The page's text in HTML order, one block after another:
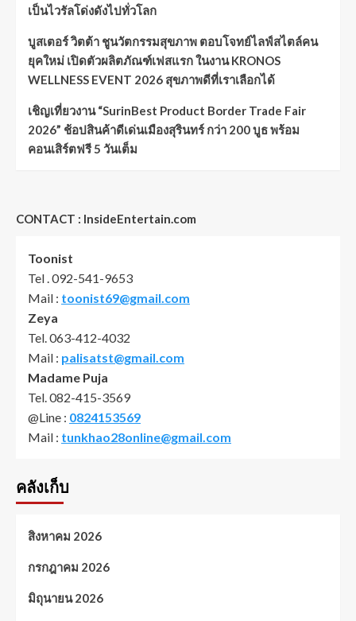
เป็นไวรัลโด่งดังไปทั่วโลก
บูสเตอร์ วิตต้า ชูนวัตกรรมสุขภาพ ตอบโจทย์ไลฟ์สไตล์คน
ยุคใหม่ เปิดตัวผลิตภัณฑ์เฟสแรก ในงาน KRONOS
WELLNESS EVENT 2026 สุขภาพดีที่เราเลือกได้
เชิญเที่ยวงาน “SurinBest Product Border Trade Fair
2026” ช้อปสินค้าดีเด่นเมืองสุรินทร์ กว่า 200 บูธ พร้อม
คอนเสิร์ตฟรี 5 วันเต็ม
CONTACT : InsideEntertain.com
Toonist
Tel . 092-541-9653
Mail : toonist69@gmail.com
Zeya
Tel. 063-412-4032
Mail : palisatst@gmail.com
Madame Puja
Tel. 082-415-3569
@Line : 0824153569
Mail : tunkhao28online@gmail.com
คลังเก็บ
สิงหาคม 2026
กรกฎาคม 2026
มิถุนายน 2026